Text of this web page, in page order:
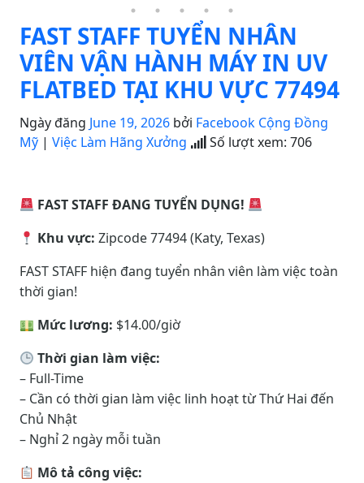
FAST STAFF TUYỂN NHÂN
VIÊN VẬN HÀNH MÁY IN UV
FLATBED TẠI KHU VỰC 77494
Ngày đăng June 19, 2026 bởi Facebook Cộng Đồng
Mỹ | Việc Làm Hãng Xưởng Số lượt xem: 706
FAST STAFF ĐANG TUYỂN DỤNG!
Khu vực: Zipcode 77494 (Katy, Texas)
FAST STAFF hiện đang tuyển nhân viên làm việc toàn
thời gian!
Mức lương: $14.00/giờ
Thời gian làm việc:
– Full-Time
– Cần có thời gian làm việc linh hoạt từ Thứ Hai đến
Chủ Nhật
– Nghỉ 2 ngày mỗi tuần
Mô tả công việc: